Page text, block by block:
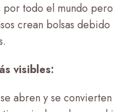
por todo el mundo
crean bolsas
visibles:
abren y se